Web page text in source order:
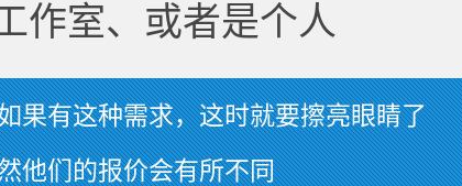
作室、或者是个人
果有这种需求，这时就要擦亮眼睛了
他们的报价会有所不同